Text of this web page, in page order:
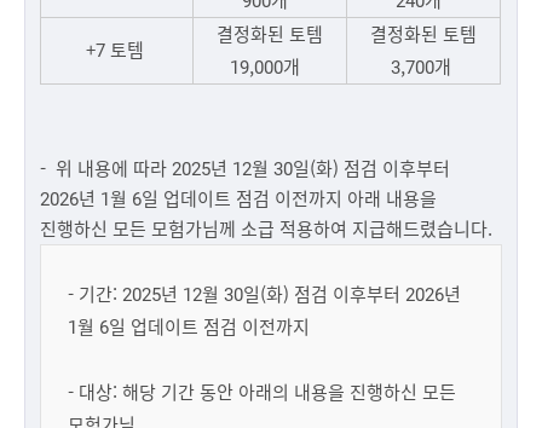
+7 토템
결정화된 토템
19,000개
결정화된 토템
3,700개
- 위 내용에 따라 2025년 12월 30일(화) 점검 이후부터
2026년 1월 6일 업데이트 점검 이전까지 아래 내용을
진행하신 모든 모험가님께 소급 적용하여 지급해드렸습니다.
- 기간: 2025년 12월 30일(화) 점검 이후부터 2026년
1월 6일 업데이트 점검 이전까지
- 대상: 해당 기간 동안 아래의 내용을 진행하신 모든